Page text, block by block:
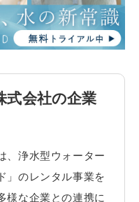
式会社の企業
、浄水型ウォーター
」のレンタル事業を
様な企業との連携に